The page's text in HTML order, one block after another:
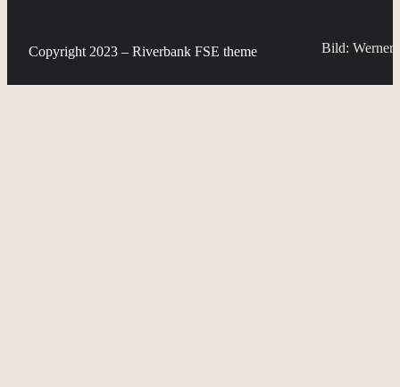
Bild: Werner
Copyright 2023 – Riverbank FSE theme